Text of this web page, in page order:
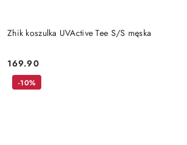
Zhik koszulka UVActive Tee S/S męska
Cena:
169.90
-10%